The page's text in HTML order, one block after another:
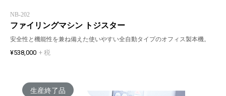
NB-202
ファイリングマシン トジスター
安全性と機能性を兼ね備えた使いやすい全自動タイプのオフィス製本機。
¥538,000 + 税
生産終了品